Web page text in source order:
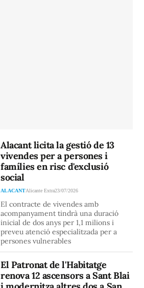
Alacant licita la gestió de 13
vivendes per a persones i
famílies en risc d'exclusió
social
ALACANTAlicante Extra23/07/2026
El contracte de vivendes amb
acompanyament tindrà una duració
inicial de dos anys per 1,1 milions i
preveu atenció especialitzada per a
persones vulnerables
El Patronat de l'Habitatge
renova 12 ascensors a Sant Blai